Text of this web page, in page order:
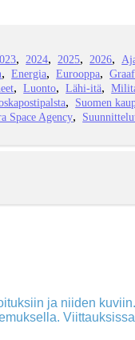
2024 2025 2026
Energia Eurooppa
Luonto Lähi-itä
Suomen
Space Agency
ja niiden